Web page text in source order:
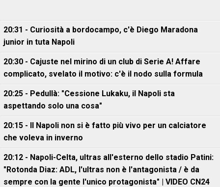
20:31 - Curiosità a bordocampo, c'è Diego Maradona
junior in tuta Napoli
20:30 - Cajuste nel mirino di un club di Serie A! Affare
complicato, svelato il motivo: c'è il nodo sulla formula
20:25 - Pedullà: "Cessione Lukaku, il Napoli sta
aspettando solo una cosa"
20:15 - Il Napoli non si è fatto più vivo per un calciatore
che voleva in inverno
20:12 - Napoli-Celta, ultras all'esterno dello stadio Patini:
"Rotonda Diaz: ADL, l'ultras non è l'antagonista / è da
sempre con la gente l'unico protagonista" | VIDEO CN24